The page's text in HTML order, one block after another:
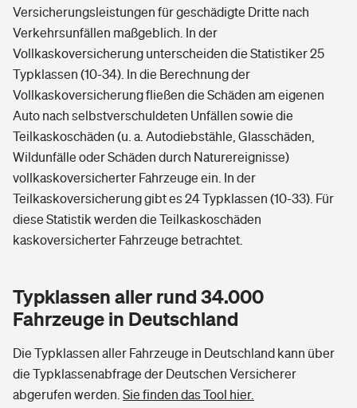
Versicherungsleistungen für geschädigte Dritte nach
Verkehrsunfällen maßgeblich. In der
Vollkaskoversicherung unterscheiden die Statistiker 25
Typklassen (10-34). In die Berechnung der
Vollkaskoversicherung fließen die Schäden am eigenen
Auto nach selbstverschuldeten Unfällen sowie die
Teilkaskoschäden (u. a. Autodiebstähle, Glasschäden,
Wildunfälle oder Schäden durch Naturereignisse)
vollkaskoversicherter Fahrzeuge ein. In der
Teilkaskoversicherung gibt es 24 Typklassen (10-33). Für
diese Statistik werden die Teilkaskoschäden
kaskoversicherter Fahrzeuge betrachtet.
Typklassen aller rund 34.000
Fahrzeuge in Deutschland
Die Typklassen aller Fahrzeuge in Deutschland kann über
die Typklassenabfrage der Deutschen Versicherer
abgerufen werden. Sie finden das Tool hier.